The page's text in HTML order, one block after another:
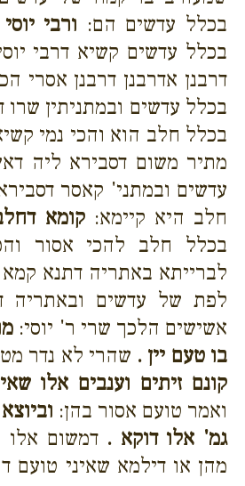
בכלל עדשים הם: ורבי
בכלל עדשים קשיא דרבי
דרבנן אדרבנן דרבנן אסרי
בכלל עדשים ובמתניתין
בכלל חלב הוא והכי נמי
מתיר משום דסבירא ליה
עדשים ובמתני' קאסר
חלב היא קיימא:קומא
בכלל חלב להכי אסור
לברייתא באתריה דתנא
לפת של עדשים ובאתריה
אשישים הלכך שרי ר' יוסי:
בו טעם יין . שהרי לא נדר
קונם זיתים וענבים אלו
ואמר טועם אסור בהן:
גמ' אלו דוקא . דמשום אלו
מהן או דילמא שאיני טועם